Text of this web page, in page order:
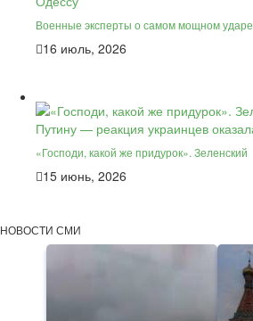
Военные эксперты о самом мощном ударе
16 июль, 2026
«Господи, какой же придурок». Зеленский
15 июнь, 2026
НОВОСТИ СМИ